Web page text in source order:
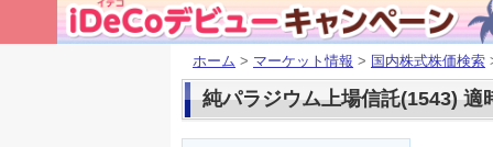
ホーム > マーケット情報 > 国内株式株価検索
純パラジウム上場信託(1543) 適